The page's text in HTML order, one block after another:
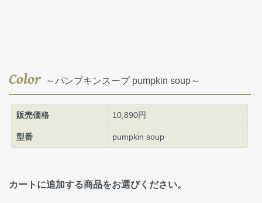
Color～パンプキンスープ pumpkin soup～
販売価格 10,890円
型番 pumpkin soup
カートに追加する商品をお選びください。